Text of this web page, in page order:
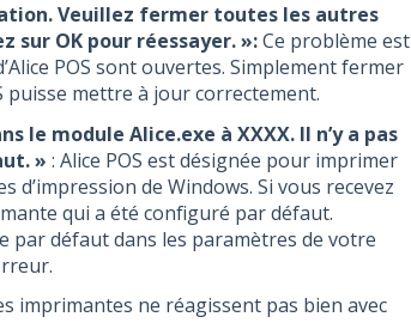
Veuillez fermer toutes les autres
sur OK pour réessayer. »:Ce problème est
POS sont ouvertes. Simplement fermer
puisse mettre à jour correctement.
le module Alice.exe à XXXX. Il n’y a pas
» : Alice POS est désignée pour imprimer
de Windows. Si vous recevez
qui a été configuré par défaut.
par défaut dans les paramètres de votre
imprimantes ne réagissent pas bien avec